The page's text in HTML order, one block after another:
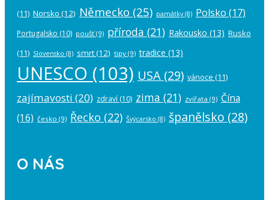
(11) Norsko (12) Německo (25) památky(8) Polsko (17)
Portugalsko (10) poušť(9) příroda (21) Rakousko (13) Rusko
(11) Slovensko (8) smrt(12) tipy (9) tradice (13)
UNESCO (103) USA (29) vánoce (11)
zajímavosti (20) zdraví (10) zima (21) zvířata (9) Čína
(16) česko (9) Řecko (22) Švýcarsko (8) španělsko (28)
O NÁS